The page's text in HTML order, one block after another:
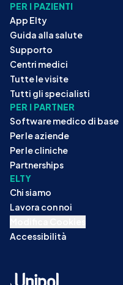
PER I PAZIENTI
App Elty
Guida alla salute
Supporto
Centri medici
Tutte le visite
Tutti gli specialisti
PER I PARTNER
Software medico di base
Per le aziende
Per le cliniche
Partnerships
ELTY
Chi siamo
Lavora con noi
Accessibilità